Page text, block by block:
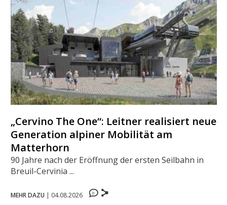
„Cervino The One“: Leitner realisiert neue
Generation alpiner Mobilität am
Matterhorn
90 Jahre nach der Eröffnung der ersten Seilbahn in
Breuil-Cervinia ...
MEHR DAZU | 04.08.2026 0